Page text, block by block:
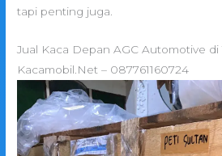
tapi penting juga.
Jual Kaca Depan AGC Automotive di
Kacamobil.Net – 087761160724